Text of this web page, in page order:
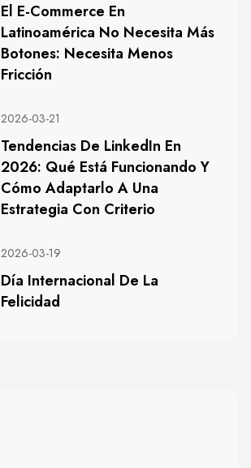
El E-Commerce En
Latinoamérica No Necesita Más
Botones: Necesita Menos
Fricción
2026-03-21
Tendencias De LinkedIn En
2026: Qué Está Funcionando Y
Cómo Adaptarlo A Una
Estrategia Con Criterio
2026-03-19
Día Internacional De La
Felicidad